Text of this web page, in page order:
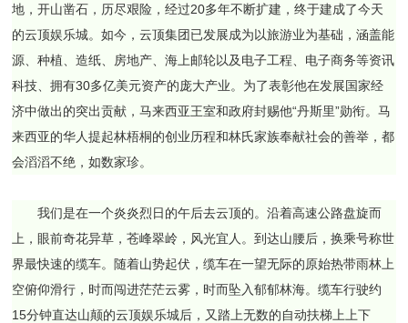
地，开山凿石，历尽艰险，经过20多年不断扩建，终于建成了今天
的云顶娱乐城。如今，云顶集团已发展成为以旅游业为基础，涵盖能
源、种植、造纸、房地产、海上邮轮以及电子工程、电子商务等资讯
科技、拥有30多亿美元资产的庞大产业。为了表彰他在发展国家经
济中做出的突出贡献，马来西亚王室和政府封赐他“丹斯里”勋衔。马
来西亚的华人提起林梧桐的创业历程和林氏家族奉献社会的善举，都
会滔滔不绝，如数家珍。
我们是在一个炎炎烈日的午后去云顶的。沿着高速公路盘旋而
上，眼前奇花异草，苍峰翠岭，风光宜人。到达山腰后，换乘号称世
界最快速的缆车。随着山势起伏，缆车在一望无际的原始热带雨林上
空俯仰滑行，时而闯进茫茫云雾，时而坠入郁郁林海。缆车行驶约
15分钟直达山颠的云顶娱乐城后，又踏上无数的自动扶梯上上下